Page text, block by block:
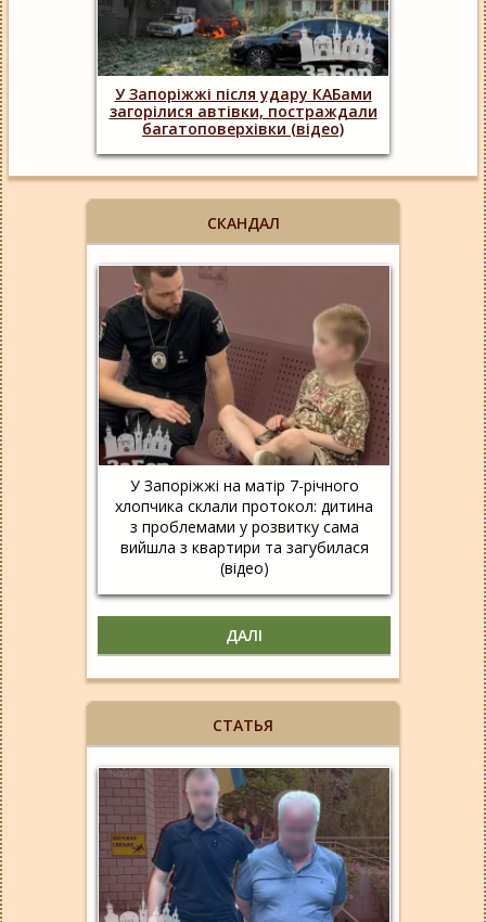
СКАНДАЛ
У Запоріжжі на матір 7-річного
хлопчика склали протокол: дитина
з проблемами у розвитку сама
вийшла з квартири та загубилася
(відео)
ДАЛІ
СТАТЬЯ
У Запоріжжі після удару КАБами
загорілися автівки, постраждали
багатоповерхівки (відео)